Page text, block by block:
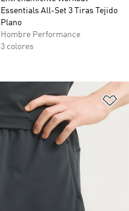
Essentials All-Set 3 Tiras Tejido
Plano
Hombre Performance
3 colores